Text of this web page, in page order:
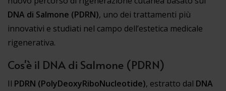
DNA di Salmone (PDRN), uno dei trattamenti più
innovativi e studiati nel campo dell’estetica medicale
rigenerativa.
Cos'è il DNA di Salmone (PDRN)
Il PDRN (PolyDeoxyRiboNucleotide), estratto dal DNA